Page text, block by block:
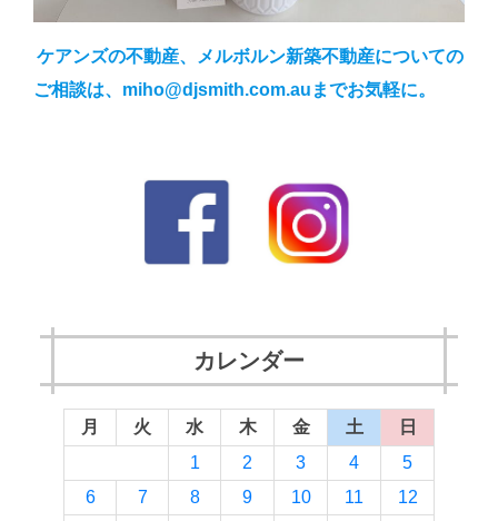
ケアンズの不動産、メルボルン新築不動産についての
ご相談は、miho@djsmith.com.auまでお気軽に。
カレンダー
月 火 水 木 金 土
日
1
2 3 4
5
6
7 8 9 10 11
12